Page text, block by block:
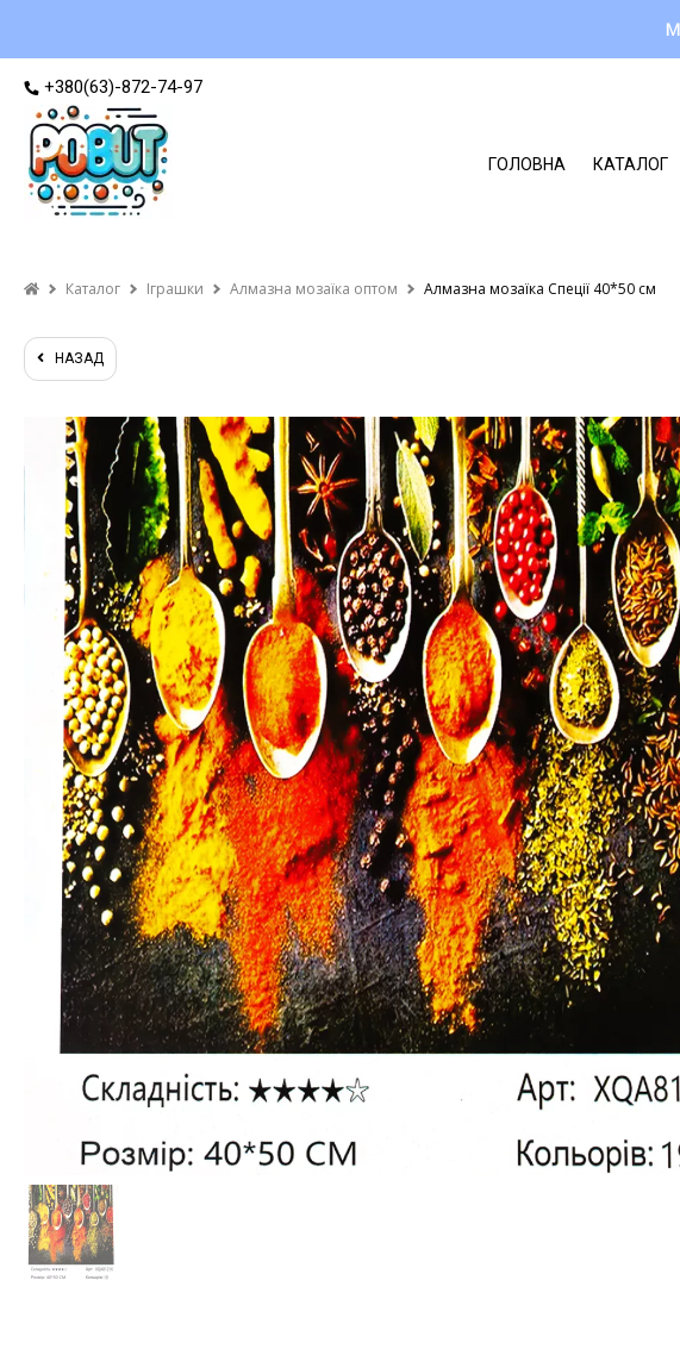
+380(63)-872-74-97
ГОЛОВНА КАТАЛОГ
Каталог Іграшки Алмазна мозаїка оптом Алмазна мозаїка Спеції 40*50 см
НАЗАД